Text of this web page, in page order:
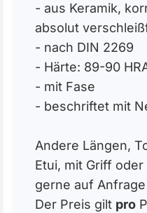
- aus Keramik,
absolut
- nach DIN 2269
- Härte: 89-90
- mit Fase
- beschriftet mit
Andere Längen,
Etui, mit Griff
gerne auf Anfrage
Der Preis gilt pro